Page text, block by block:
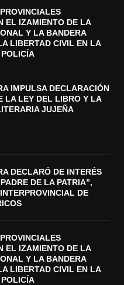
EL IZAMIENTO DE LA
Y LA BANDERA
LIBERTAD CIVIL EN LA
IMPULSA DECLARACIÓN
LA LEY DEL LIBRO Y LA
JUJEÑA
DECLARÓ DE INTERÉS
DE LA PATRIA”,
DE
EL IZAMIENTO DE LA
Y LA BANDERA
LIBERTAD CIVIL EN LA